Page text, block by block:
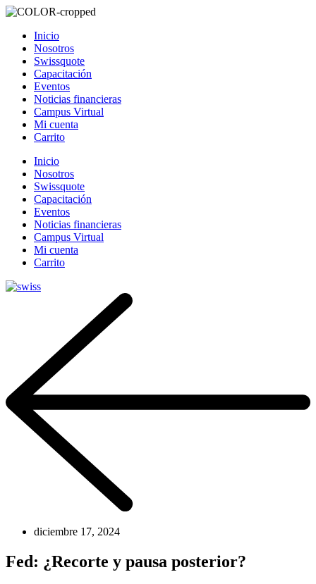
Inicio
Nosotros
Swissquote
Capacitación
Eventos
Noticias financieras
Campus Virtual
Mi cuenta
Carrito
Inicio
Nosotros
Swissquote
Capacitación
Eventos
Noticias financieras
Campus Virtual
Mi cuenta
Carrito
diciembre 17, 2024
Fed: ¿Recorte y pausa posterior?